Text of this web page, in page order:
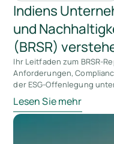
Indiens
und
(BRSR)
Ihr Leitfaden zum BRSR-
Anforderungen,
der ESG-Offenlegung
Lesen Sie mehr